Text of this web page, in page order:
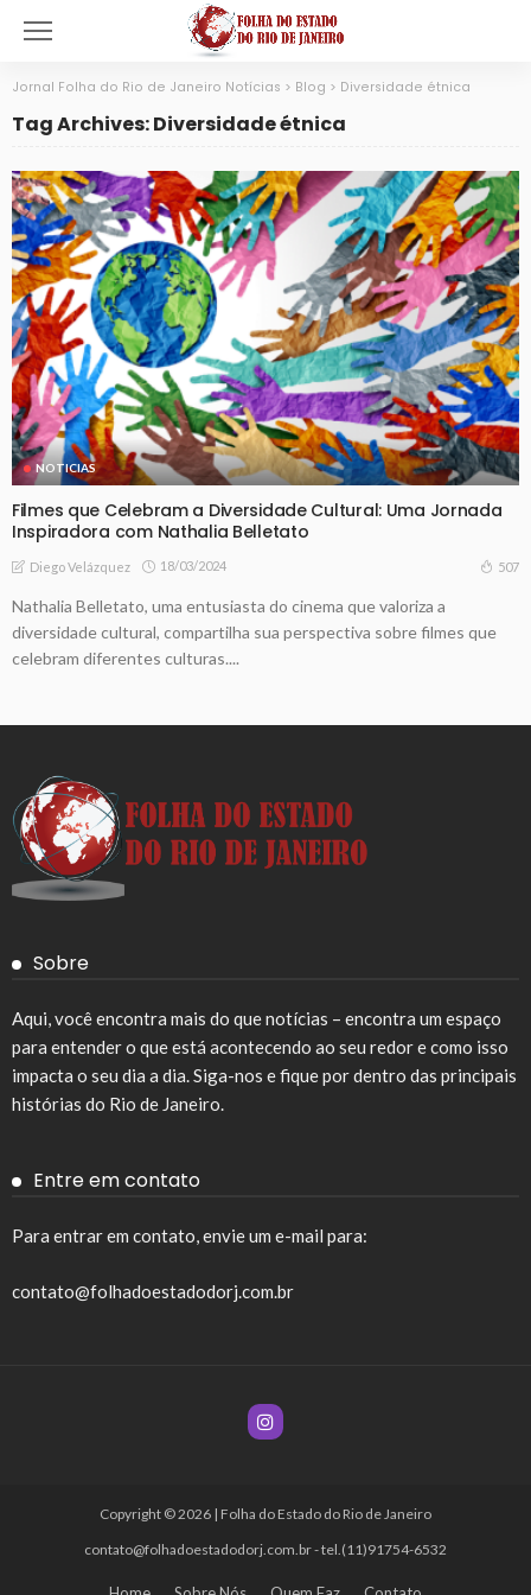
Jornal Folha do Rio de Janeiro Notícias > Blog > Diversidade étnica
Tag Archives: Diversidade étnica
NOTICIAS
Filmes que Celebram a Diversidade Cultural: Uma Jornada
Inspiradora com Nathalia Belletato
Diego Velázquez 18/03/2024 507
Nathalia Belletato, uma entusiasta do cinema que valoriza a
diversidade cultural, compartilha sua perspectiva sobre filmes que
celebram diferentes culturas....
Sobre
Aqui, você encontra mais do que notícias – encontra um espaço
para entender o que está acontecendo ao seu redor e como isso
impacta o seu dia a dia. Siga-nos e fique por dentro das principais
histórias do Rio de Janeiro.
Entre em contato
Para entrar em contato, envie um e-mail para:
contato@folhadoestadodorj.com.br
Copyright © 2026 | Folha do Estado do Rio de Janeiro
contato@folhadoestadodorj.com.br- tel.(11)91754-6532